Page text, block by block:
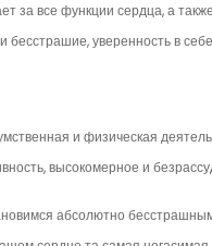
за все функ­ции сердца, а
бесстрашие, уверенность в
и физическая
высокомер­ное и
аб­солютно